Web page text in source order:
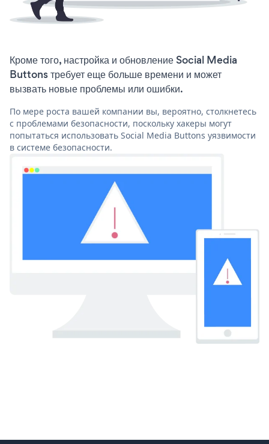
Кроме того, настройка и обновление Social Media
Buttons требует еще больше времени и может
вызвать новые проблемы или ошибки.
По мере роста вашей компании вы, вероятно, столкнетесь
с проблемами безопасности, поскольку хакеры могут
попытаться использовать Social Media Buttons уязвимости
в системе безопасности.